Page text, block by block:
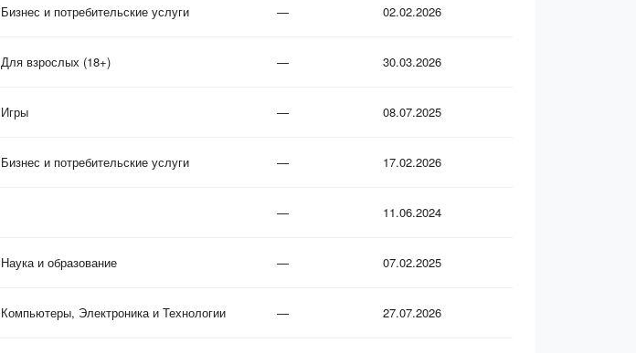
Бизнес и потребительские услуги — 02.02.2026
Для взрослых (18+) — 30.03.2026
Игры — 08.07.2025
Бизнес и потребительские услуги — 17.02.2026
— 11.06.2024
Наука и образование — 07.02.2025
Компьютеры, Электроника и Технологии — 27.07.2026